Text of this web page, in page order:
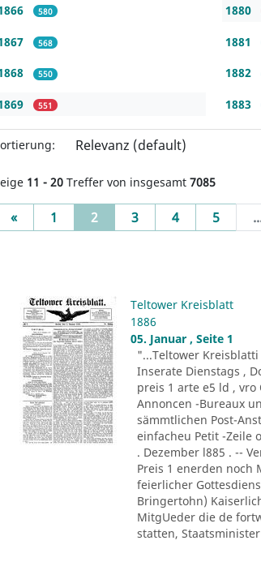
580
568
550
551
1880
1881
1882
1883
11 - 20 Treffer von insgesamt 7085
«Previous
1 2(current)
3 4 5
Teltower Kreisblatt
1886
05. Januar , Seite 1
"...Teltower
Inserate Dienstags ,
preis 1 arte e5 ld ,
Annoncen -Bureaux
sämmtlichen Post-
einfacheu Petit -Zeile
. Dezember l885 . --
Preis 1 enerden noch
feierlicher
Bringertohn)
MitgUeder die de
statten,